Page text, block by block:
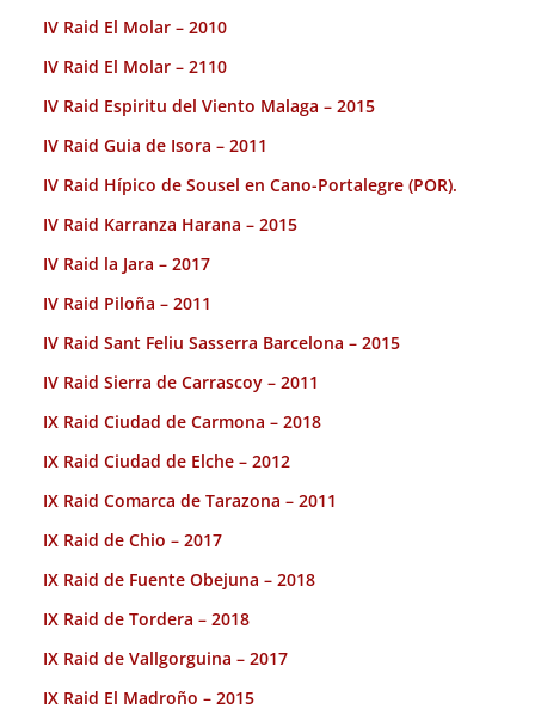
IV Raid El Molar – 2010
IV Raid El Molar – 2110
IV Raid Espiritu del Viento Malaga – 2015
IV Raid Guia de Isora – 2011
IV Raid Hípico de Sousel en Cano-Portalegre (POR).
IV Raid Karranza Harana – 2015
IV Raid la Jara – 2017
IV Raid Piloña – 2011
IV Raid Sant Feliu Sasserra Barcelona – 2015
IV Raid Sierra de Carrascoy – 2011
IX Raid Ciudad de Carmona – 2018
IX Raid Ciudad de Elche – 2012
IX Raid Comarca de Tarazona – 2011
IX Raid de Chio – 2017
IX Raid de Fuente Obejuna – 2018
IX Raid de Tordera – 2018
IX Raid de Vallgorguina – 2017
IX Raid El Madroño – 2015